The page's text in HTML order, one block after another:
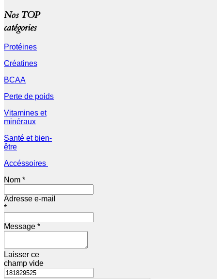
Nos TOP
catégories
Protéines
Créatines
BCAA
Perte de poids
Vitamines et
minéraux
Santé et bien-
être
Accéssoires
Nom *
Adresse e-mail
*
Message *
Laisser ce
champ vide